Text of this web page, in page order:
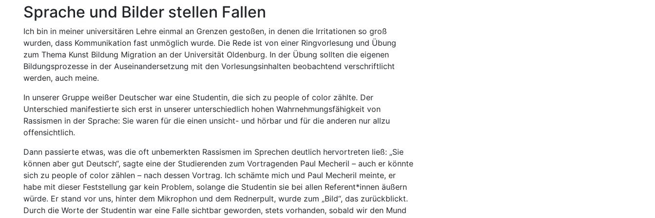
Sprache und Bilder stellen Fallen
Ich bin in meiner universitären Lehre einmal an Grenzen gestoßen, in denen die Irritationen so groß
wurden, dass Kommunikation fast unmöglich wurde. Die Rede ist von einer Ringvorlesung und Übung
zum Thema Kunst Bildung Migration an der Universität Oldenburg. In der Übung sollten die eigenen
Bildungsprozesse in der Auseinandersetzung mit den Vorlesungsinhalten beobachtend verschriftlicht
werden, auch meine.
In unserer Gruppe weißer Deutscher war eine Studentin, die sich zu people of color zählte. Der
Unterschied manifestierte sich erst in unserer unterschiedlich hohen Wahrnehmungsfähigkeit von
Rassismen in der Sprache: Sie waren für die einen unsicht- und hörbar und für die anderen nur allzu
offensichtlich.
Dann passierte etwas, was die oft unbemerkten Rassismen im Sprechen deutlich hervortreten ließ: „Sie
können aber gut Deutsch“, sagte eine der Studierenden zum Vortragenden Paul Mecheril – auch er könnte
sich zu people of color zählen – nach dessen Vortrag. Ich schämte mich und Paul Mecheril meinte, er
habe mit dieser Feststellung gar kein Problem, solange die Studentin sie bei allen Referent*innen äußern
würde. Er stand vor uns, hinter dem Mikrophon und dem Rednerpult, wurde zum „Bild“, das zurückblickt.
Durch die Worte der Studentin war eine Falle sichtbar geworden, stets vorhanden, sobald wir den Mund